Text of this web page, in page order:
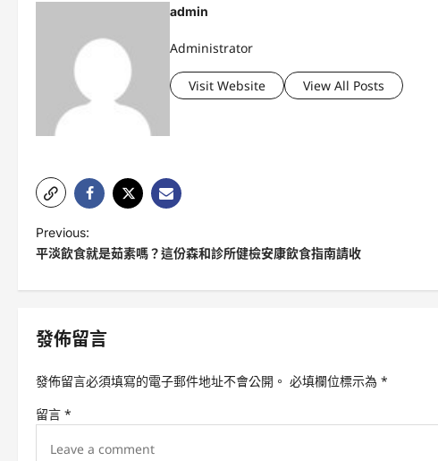
admin
Administrator
Visit Website View All Posts
P
o
s
n
a
i
Previous:
平淡飲食就是茹素嗎？這份森和診所健檢安康飲食指南請收
發佈留言
發佈留言必須填寫的電子郵件地址不會公開。 必填欄位標示為 *
留言 *